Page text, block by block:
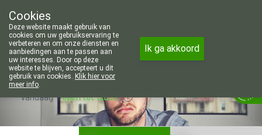
011/606002
Vandaag open tot 12u30
Cookies
Deze website maakt gebruik van
cookies om uw gebruikservaring te
verbeteren en om onze diensten en
aanbiedingen aan te passen aan
uw interesses. Door op deze
website te blijven, accepteert u dit
gebruik van cookies. Klik hier voor
meer info.
Ik ga akkoord